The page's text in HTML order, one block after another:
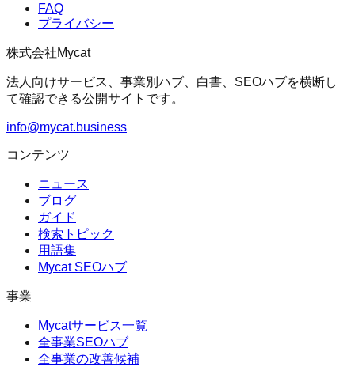
FAQ
プライバシー
株式会社Mycat
法人向けサービス、事業別ハブ、白書、SEOハブを横断し
て確認できる公開サイトです。
info@mycat.business
コンテンツ
ニュース
ブログ
ガイド
検索トピック
用語集
Mycat SEOハブ
事業
Mycatサービス一覧
全事業SEOハブ
全事業の改善候補